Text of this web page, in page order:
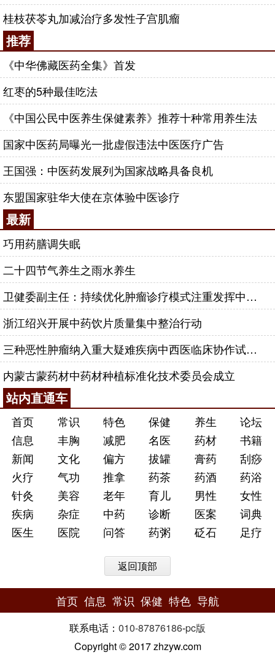
桂枝茯苓丸加减治疗多发性子宫肌瘤
推荐
《中华佛藏医药全集》首发
红枣的5种最佳吃法
《中国公民中医养生保健素养》推荐十种常用养生法
国家中医药局曝光一批虚假违法中医医疗广告
王国强：中医药发展列为国家战略具备良机
东盟国家驻华大使在京体验中医诊疗
最新
巧用药膳调失眠
二十四节气养生之雨水养生
卫健委副主任：持续优化肿瘤诊疗模式注重发挥中医药作用
浙江绍兴开展中药饮片质量集中整治行动
三种恶性肿瘤纳入重大疑难疾病中西医临床协作试点范围
内蒙古蒙药材中药材种植标准化技术委员会成立
站内直通车
首页 常识 特色 保健 养生
论坛
信息
丰胸 减肥 名医 药材
书籍
新闻
文化 偏方 拔罐 膏药
刮痧
火疗
气功 推拿 药茶 药酒
药浴
针灸
美容 老年 育儿 男性
女性
疾病
杂症 中药 诊断 医案
词典
医生
医院 问答 药粥 砭石 足疗
返回顶部
首页 信息 常识 保健 特色 导航
联系电话： 010-87876186-pc版
Copyright © 2017 zhzyw.com